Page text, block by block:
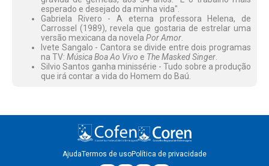
esperado e desejado da minha vida".
Gabriela Rivero - A eterna professora Helena, de
Carrossel (1989), revela que gostaria de estrelar uma
versão mexicana da novela Por Amor
Ivete Sangalo - Cantora se divide entre dois programas
na TV: Música Boa Ao Vivo e The Masked Singer
Silvio Santos ganha minissérie - Tudo sobre a produção
que irá contar a vida do Homem do Baú.
AjudaTermos de usoPolítica de privacidade